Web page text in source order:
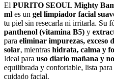
El PURITO SEOUL Mighty
ml es un gel limpiador facial
tu piel sin resecarla ni irritarla. Su
panthenol (vitamina B5) y
para eliminar impurezas, exceso
solar, mientras hidrata, calma y
Ideal para uso diario mañana y
equilibrada y confortable, lista
cuidado facial.